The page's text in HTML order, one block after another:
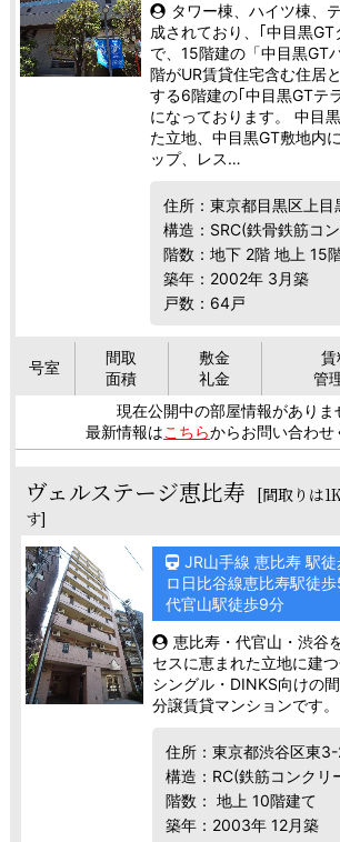
タワー棟、ハイツ棟、
成されており、｢中目黒
で、15階建の「中目黒GT
階がUR賃貸住宅含む住居
する6階建の｢中目黒GTテ
になっております。 中目
た立地、中目黒GT敷地内
ップ、レス…
住所：東京都目黒区上
構造：SRC(鉄骨鉄筋コ
階数：地下 2階 地上 15
築年：2002年 3月築
戸数：64戸
号室
間取
面積
敷金
礼金
賃
管
現在公開中の部屋情報がありま
最新情報はこちらからお問い合わせ
ヴェルステージ恵比寿 [間取りは
す]
JR山手線 恵比寿 駅
ロ日比谷線恵比寿駅徒
代官山駅徒歩9分
恵比寿・代官山・渋谷
セスに恵まれた立地に建つ
シングル・DINKS向けの
分譲賃貸マンションです。
住所：東京都渋谷区東
構造：RC(鉄筋コンクリ
階数： 地上 10階建て
築年：2003年 12月築